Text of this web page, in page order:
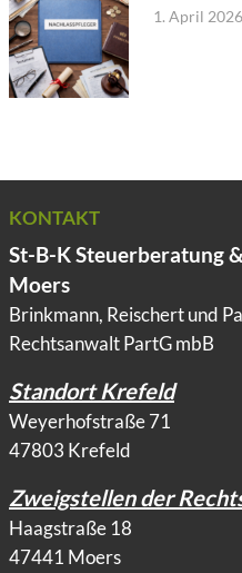
1. April 2026
KONTAKT
St-B-K Steuerberatung
Moers
Brinkmann, Reischert und
Rechtsanwalt PartG mbB
Standort Krefeld
Weyerhofstraße 71
47803 Krefeld
Zweigstellen der
Haagstraße 18
47441 Moers